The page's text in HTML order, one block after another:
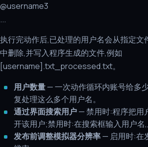
@username3
...
执行完动作后,已处理的用户名会从指定
中删除,并写入程序生成的文件,例如
[username].txt_processed.txt。
用户数量— 一次动作循环内账号给多
复处理这么多个用户名。
通过界面搜索用户— 禁用时:程序把用
开该用户;禁用时:在搜索框输入用户名,
发布前调整模拟器分辨率— 启用时:在